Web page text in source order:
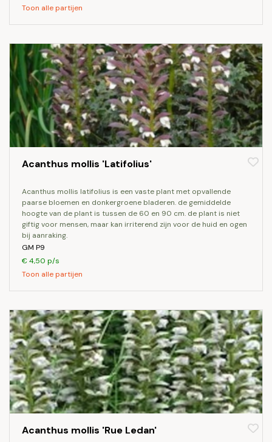
Toon alle partijen
Acanthus mollis 'Latifolius'
acanthus mollis latifolius is een vaste plant met opvallende
paarse bloemen en donkergroene bladeren. de gemiddelde
hoogte van de plant is tussen de 60 en 90 cm. de plant is niet
giftig voor mensen, maar kan irriterend zijn voor de huid en ogen
bij aanraking.
GM P9
€ 4,50 p/s
Toon alle partijen
Acanthus mollis 'Rue Ledan'